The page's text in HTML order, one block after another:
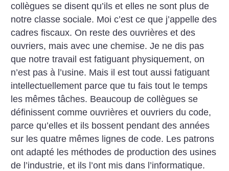
collègues se disent qu’ils et elles ne sont plus de
notre classe sociale. Moi c’est ce que j’appelle des
cadres fiscaux. On reste des ouvrières et des
ouvriers, mais avec une chemise. Je ne dis pas
que notre travail est fatiguant physiquement, on
n’est pas à l’usine. Mais il est tout aussi fatiguant
intellectuellement parce que tu fais tout le temps
les mêmes tâches. Beaucoup de collègues se
définissent comme ouvrières et ouvriers du code,
parce qu’elles et ils bossent pendant des années
sur les quatre mêmes lignes de code. Les patrons
ont adapté les méthodes de production des usines
de l’industrie, et ils l’ont mis dans l’informatique.